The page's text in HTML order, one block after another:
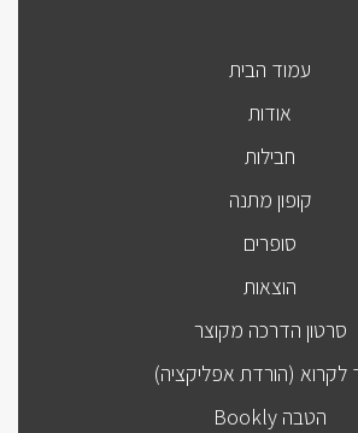
עמוד הבית
אודות
חבילות
קופון מתנה
סופרים
הוצאות
סרטון הדרכה מקוצר
לקרוא (הורדת אפליקציה)
הטבה Bookly